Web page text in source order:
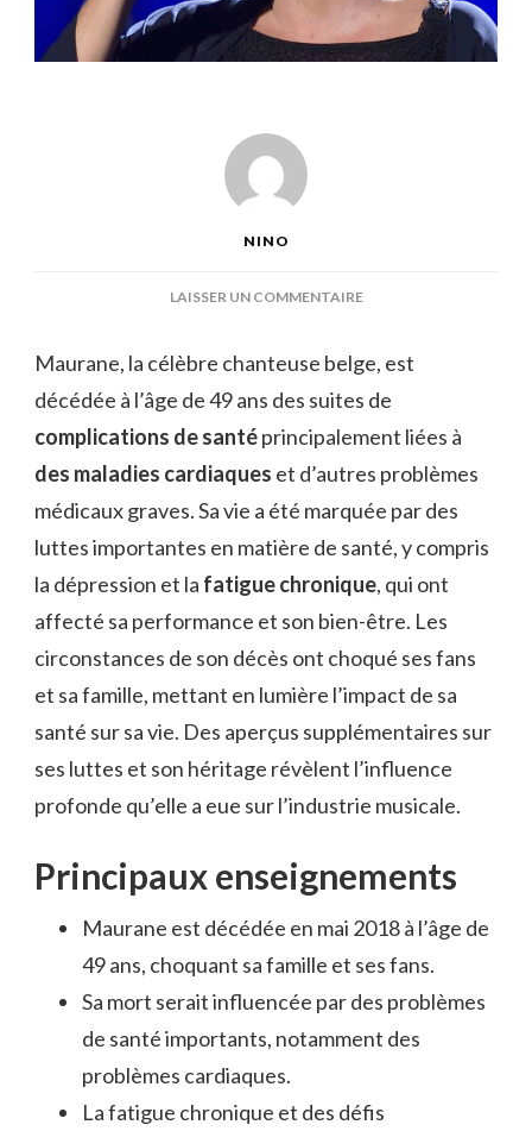
NINO
LAISSER UN COMMENTAIRESUR
EST
MORTE
?
Maurane, la célèbre chanteuse belge, est
décédée à l’âge de 49 ans des suites de
complications de santéprincipalement liées à
des maladies cardiaques et d’autres problèmes
médicaux graves. Sa vie a été marquée par des
luttes importantes en matière de santé, y compris
la dépression et la fatigue chronique, qui ont
affecté sa performance et son bien-être. Les
circonstances de son décès ont choqué ses fans
et sa famille, mettant en lumière l’impact de sa
santé sur sa vie. Des aperçus supplémentaires sur
ses luttes et son héritage révèlent l’influence
profonde qu’elle a eue sur l’industrie musicale.
Principaux enseignements
Maurane est décédée en mai 2018 à l’âge de
49 ans, choquant sa famille et ses fans.
Sa mort serait influencée par des problèmes
de santé importants, notamment des
problèmes cardiaques.
La fatigue chronique et des défis